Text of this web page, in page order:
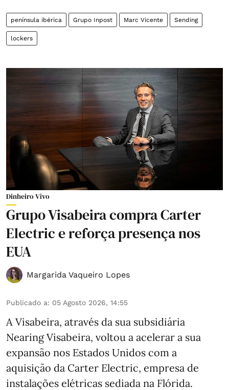
península ibérica Grupo Inpost Marc Vicente Sending
lockers
Dinheiro Vivo
Grupo Visabeira compra Carter
Electric e reforça presença nos
EUA
Margarida Vaqueiro Lopes
Publicado a: 05 Agosto 2026, 14:55
A Visabeira, através da sua subsidiária
Nearing Visabeira, voltou a acelerar a sua
expansão nos Estados Unidos com a
aquisição da Carter Electric, empresa de
instalações elétricas sediada na Flórida.